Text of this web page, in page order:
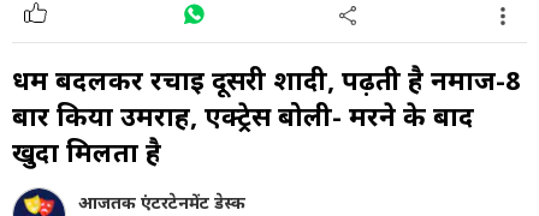
धर्म बदलकर रचाई दूसरी शादी, पढ़ती है नमाज-8
बार किया उमराह, एक्ट्रेस बोली- मरने के बाद
खुदा मिलता है
आजतक एंटरटेनमेंट डेस्क